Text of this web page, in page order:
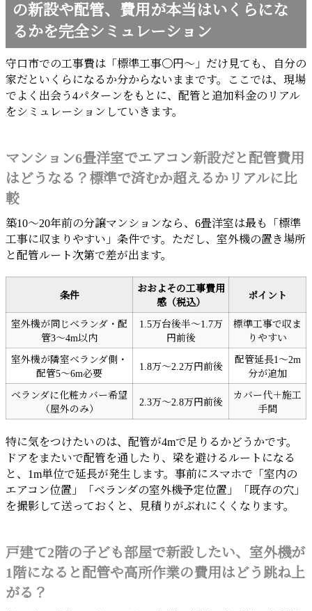
の新設や配管、費用が本当はいくらにな
るかを完全シミュレーション
守口市での工事費は「標準工事〇円〜」だけ見ても、自分の
家だといくらになるか分からないままです。ここでは、現場
でよく出会う4パターンをもとに、配管と追加料金のリアル
をシミュレーションしていきます。
マンション6畳洋室でエアコン新設だと配管費用
はどうなる？標準で済むか超えるかリアルに比
較
築10〜20年前の分譲マンションなら、6畳洋室は最も「標準
工事に収まりやすい」条件です。ただし、室外機の置き場所
と配管ルート次第で差が出ます。
条件
おおよその工事費用
感（税込）
ポイント
室外機が同じベランダ・配
管3〜4m以内
1.5万台後半〜1.7万
円前後
標準工事で収ま
りやすい
室外機が隣室ベランダ側・
配管5〜6m必要
1.8万〜2.2万円前後
配管延長1〜2m
分が追加
ベランダに化粧カバー希望
（屋外のみ）
2.3万〜2.8万円前後
カバー代＋施工
手間
特に気をつけたいのは、配管が4mで足りるかどうかです。
ドアをまたいで配管を通したり、梁を避けるルートになる
と、1m単位で延長が発生します。事前にスマホで「室内の
エアコン位置」「ベランダの室外機予定位置」「既存の穴」
を撮影して送っておくと、見積りがぶれにくくなります。
戸建て2階の子ども部屋で新設したい、室外機が
1階になると配管や高所作業の費用はどう跳ね上
がる？